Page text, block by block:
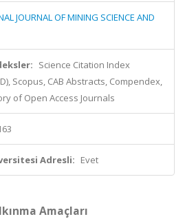
JOURNAL OF MINING SCIENCE AND
Science Citation Index
Scopus, CAB Abstracts, Compendex,
of Open Access Journals
Adresli: Evet
Amaçları